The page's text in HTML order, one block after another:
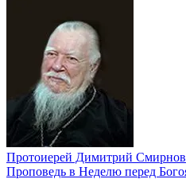
Протоиерей Димитрий Смирнов
Проповедь в Неделю перед